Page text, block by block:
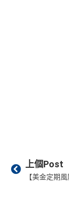
Prev
上個Post